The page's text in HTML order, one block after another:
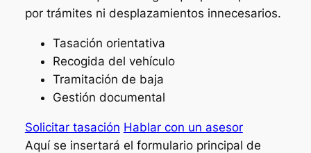
por trámites ni desplazamientos innecesarios.
Tasación orientativa
Recogida del vehículo
Tramitación de baja
Gestión documental
Solicitar tasación Hablar con un asesor
Aquí se insertará el formulario principal de